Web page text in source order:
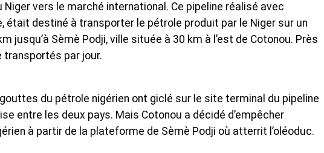
vers le marché international. Ce pipeline réalisé avec
était destiné à transporter le pétrole produit par le Niger sur un
jusqu’à Sèmè Podji, ville située à 30 km à l’est de Cotonou. Près
transportés par jour.
du pétrole nigérien ont giclé sur le site terminal du pipeline
entre les deux pays. Mais Cotonou a décidé d’empêcher
à partir de la plateforme de Sèmè Podji où atterrit l’oléoduc.